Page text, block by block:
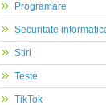
Programare
Securitate
Stiri
Teste
TikTok